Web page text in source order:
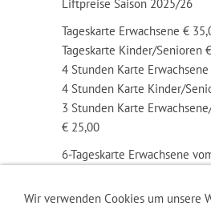
Liftpreise Saison 2025/26
Tageskarte Erwachsene €
Tageskarte Kinder/Senioren
4 Stunden Karte Erwachsene
4 Stunden Karte Kinder/
3 Stunden Karte
€ 25,00
6-Tageskarte Erwachsene
6-Tageskarte Erwachsene
Wir verwenden Cookies um unsere